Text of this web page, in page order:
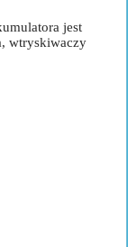
jest
wtryskiwaczy